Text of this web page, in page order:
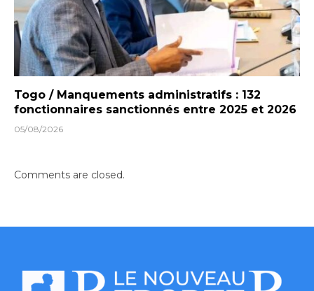
Togo / Manquements administratifs : 132
fonctionnaires sanctionnés entre 2025 et 2026
05/08/2026
Comments are closed.